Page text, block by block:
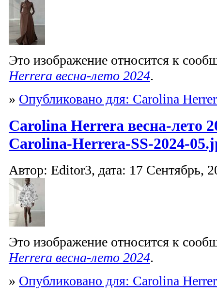
Это изображение относится к
Herrera весна-лето 2024.
» Опубликовано для: Carolina
Carolina Herrera весна-лето
Carolina-Herrera-SS-2024-
Автор: Editor3, дата: 17 Сентябрь,
Это изображение относится к
Herrera весна-лето 2024.
» Опубликовано для: Carolina